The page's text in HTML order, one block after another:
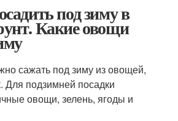
под зиму в
Какие овощи
сажать под зиму из овощей,
Для подзимней посадки
овощи, зелень, ягоды и